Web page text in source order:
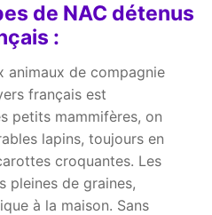
de NAC détenus
:
animaux de compagnie
français est
petits mammifères, on
lapins, toujours en
croquantes. Les
pleines de graines,
à la maison. Sans